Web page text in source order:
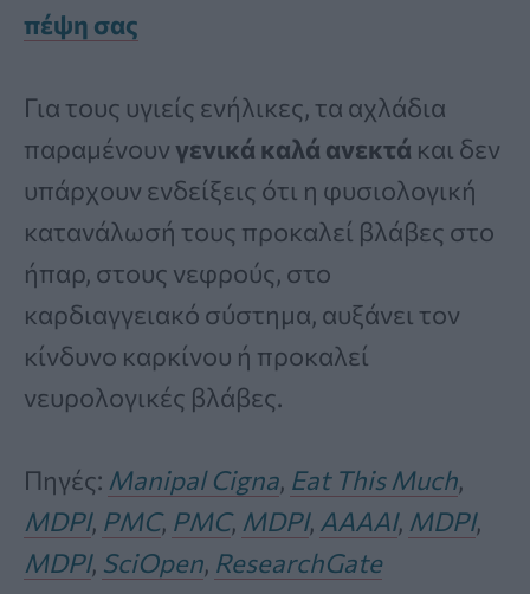
πέψη σας
Για τους υγιείς ενήλικες, τα αχλάδια
παραμένουνγενικά καλά ανεκτά και δεν
υπάρχουν ενδείξεις ότι η φυσιολογική
κατανάλωσή τους προκαλεί βλάβες στο
ήπαρ, στους νεφρούς, στο
καρδιαγγειακό σύστημα, αυξάνει τον
κίνδυνο καρκίνου ή προκαλεί
νευρολογικές βλάβες.
Πηγές: Manipal Cigna, Eat This Much,
MDPI, PMC, PMC, MDPI, AAAAI, MDPI,
MDPI, SciOpen, ResearchGate